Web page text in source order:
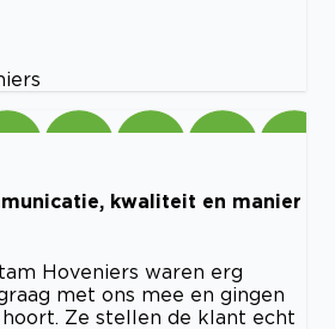
kwaliteit en manier
Hoveniers waren erg
met ons mee en gingen
Ze stellen de klant echt